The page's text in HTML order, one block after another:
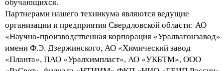
Партнерами нашего техникума являются ведущие
организации и предприятия Свердловской области: АО
«Научно-производственная корпорация «Уралвагонзавод»
имени Ф.Э. Дзержинского, АО «Химический завод
«Планта», ПАО «Уралхимпласт», АО «УКБТМ», ООО